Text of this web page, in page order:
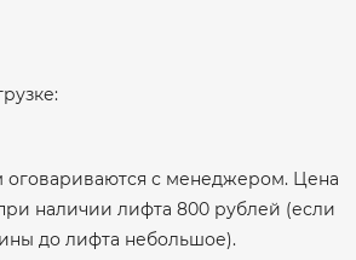
оговариваются с менеджером. Цена
наличии лифта 800 рублей (если
до лифта небольшое).